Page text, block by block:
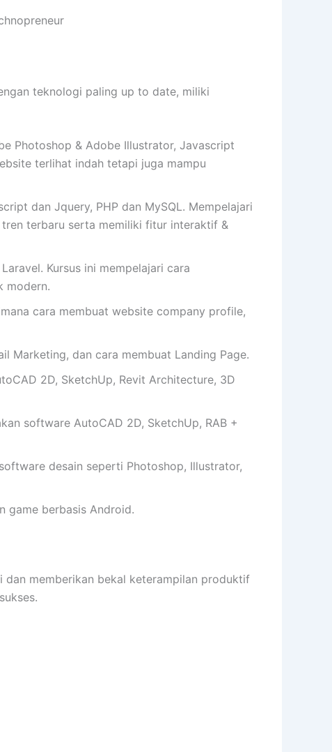
teknologi paling up to date, miliki
Photoshop & Adobe Illustrator, Javascript
terlihat indah tetapi juga mampu
dan Jquery, PHP dan MySQL. Mempelajari
terbaru serta memiliki fitur interaktif &
Kursus ini mempelajari cara
modern.
cara membuat website company profile,
Marketing, dan cara membuat Landing Page.
2D, SketchUp, Revit Architecture, 3D
software AutoCAD 2D, SketchUp, RAB +
software desain seperti Photoshop, Illustrator,
game berbasis Android.
dan memberikan bekal keterampilan produktif